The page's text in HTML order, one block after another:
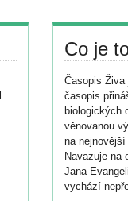
Co je
Časopis Živa
časopis
biologických
věnovanou
na nejnovější
Navazuje na
Jana
vychází